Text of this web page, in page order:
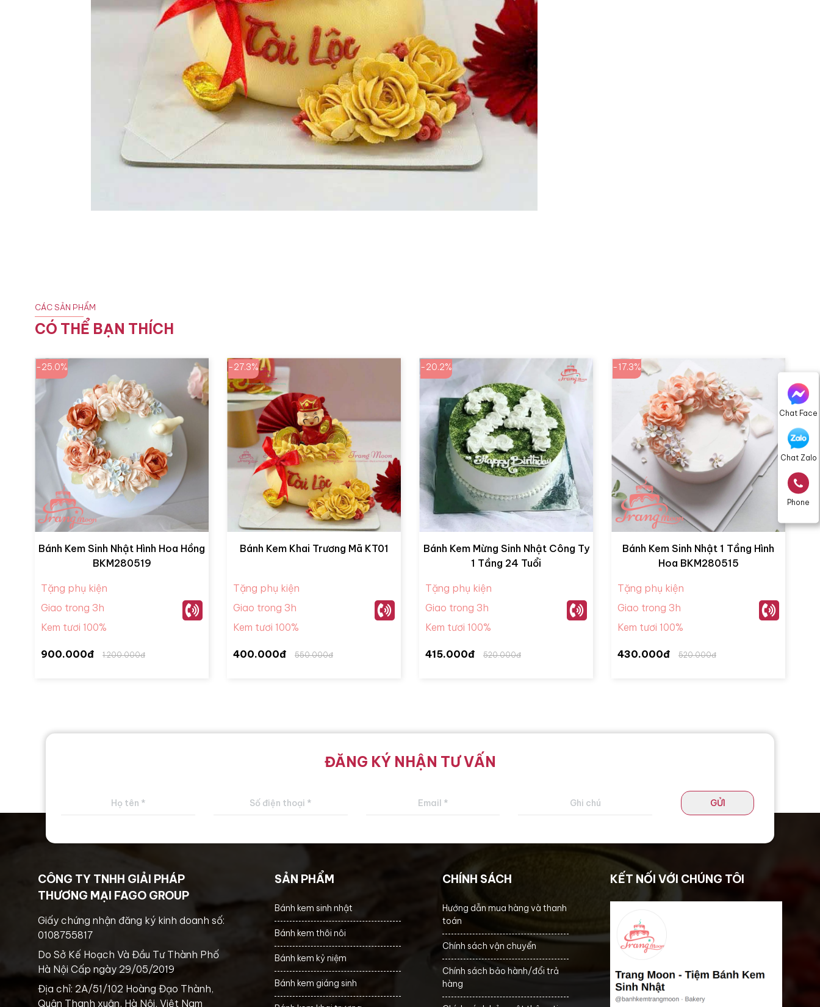
Chat Face
Chat Zalo
Phone
CÁC SẢN PHẨM
CÓ THỂ BẠN THÍCH
-25.0%
Bánh Kem Sinh Nhật Hình Hoa Hồng
BKM280519
Tặng phụ kiện
Giao trong 3h
Kem tươi 100%
900.000đ 1.200.000đ
-27.3%
Bánh Kem Khai Trương Mã KT01
Tặng phụ kiện
Giao trong 3h
Kem tươi 100%
400.000đ 550.000đ
-20.2%
Bánh Kem Mừng Sinh Nhật Công Ty
1 Tầng 24 Tuổi
Tặng phụ kiện
Giao trong 3h
Kem tươi 100%
415.000đ 520.000đ
-17.3%
Bánh Kem Sinh Nhật 1 Tầng Hình
Hoa BKM280515
Tặng phụ kiện
Giao trong 3h
Kem tươi 100%
430.000đ 520.000đ
ĐĂNG KÝ NHẬN TƯ VẤN
GỬI
CÔNG TY TNHH GIẢI PHÁP
THƯƠNG MẠI FAGO GROUP
Giấy chứng nhận đăng ký kinh doanh số:
0108755817
Do Sở Kế Hoạch Và Đầu Tư Thành Phố
Hà Nội Cấp ngày 29/05/2019
Địa chỉ: 2A/51/102 Hoàng Đạo Thành,
Quận Thanh xuân, Hà Nội, Việt Nam
SẢN PHẨM
Bánh kem sinh nhật
Bánh kem thôi nôi
Bánh kem kỷ niệm
Bánh kem giáng sinh
CHÍNH SÁCH
Hướng dẫn mua hàng và thanh
toán
Chính sách vận chuyển
Chính sách bảo hành/đổi trả
hàng
KẾT NỐI VỚI CHÚNG TÔI